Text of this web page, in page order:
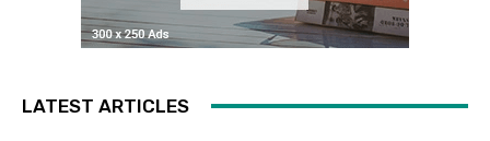
LATEST ARTICLES